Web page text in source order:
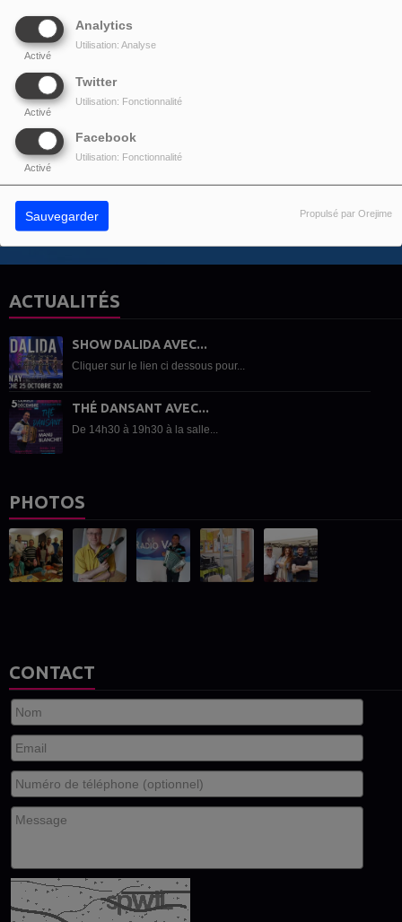
Analytics
Activé
Utilisation: Analyse
Twitter
Activé
Utilisation: Fonctionnalité
Facebook
Activé
Utilisation: Fonctionnalité
Sauvegarder Propulsé par Orejime
Captcha*
ACTUALITÉS
SHOW DALIDA AVEC...
Cliquer sur le lien ci dessous pour...
THÉ DANSANT AVEC...
De 14h30 à 19h30 à la salle...
PHOTOS
CONTACT